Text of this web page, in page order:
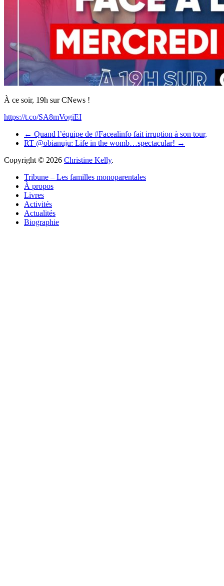
À ce soir, 19h sur CNews !
https://t.co/SA8mVogiEI
← Quand l’équipe de #Facealinfo fait irruption à son tour,
RT @obianuju: Life in the womb…spectacular! →
Copyright © 2026 Christine Kelly.
Tribune – Les familles monoparentales
À propos
Livres
Activités
Actualités
Biographie